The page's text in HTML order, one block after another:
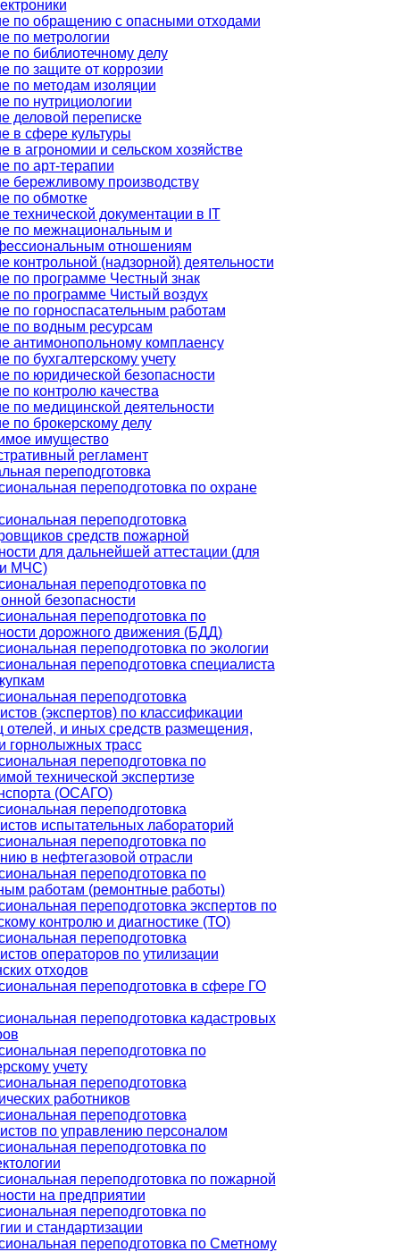
по обращению с опасными отходами
по метрологии
по библиотечному делу
по защите от коррозии
по методам изоляции
по нутрициологии
деловой переписке
в сфере культуры
в агрономии и сельском хозяйстве
по арт-терапии
бережливому производству
по обмотке
технической документации в IT
по межнациональным и
отношениям
контрольной (надзорной) деятельности
по программе Честный знак
по программе Чистый воздух
по горноспасательным работам
по водным ресурсам
антимонопольному комплаенсу
по бухгалтерскому учету
по юридической безопасности
по контролю качества
по медицинской деятельности
по брокерскому делу
имущество
регламент
переподготовка
переподготовка по охране
переподготовка
средств пожарной
для дальнейшей аттестации (для
МЧС)
переподготовка по
безопасности
переподготовка по
дорожного движения (БДД)
переподготовка по экологии
переподготовка специалиста
переподготовка
(экспертов) по классификации
отелей, и иных средств размещения,
горнолыжных трасс
переподготовка по
технической экспертизе
(ОСАГО)
переподготовка
испытательных лабораторий
переподготовка по
в нефтегазовой отрасли
переподготовка по
работам (ремонтные работы)
переподготовка экспертов по
контролю и диагностике (ТО)
переподготовка
операторов по утилизации
отходов
переподготовка в сфере ГО
переподготовка кадастровых
переподготовка по
учету
переподготовка
работников
переподготовка
по управлению персоналом
переподготовка по
переподготовка по пожарной
на предприятии
переподготовка по
и стандартизации
переподготовка по Сметному